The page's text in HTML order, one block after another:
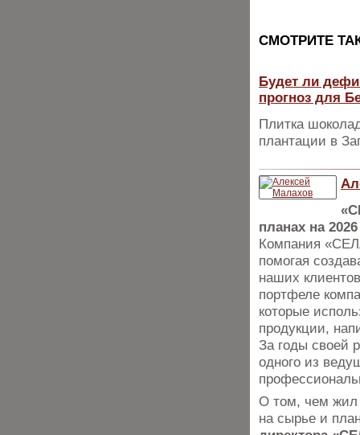
CМОТРИТЕ
Будет ли
прогноз для
Плитка
плантации в
планах на
Компания
помогая
наших
портфеле
которые
продукции,
За годы своей
одного из
О том, чем жил
на сырье и